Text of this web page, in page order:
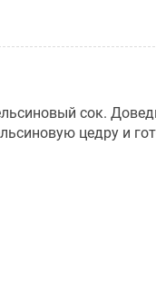
сок.
цедру и